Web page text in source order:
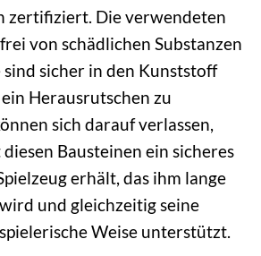
zertifiziert. Die verwendeten
von schädlichen Substanzen
sicher in den Kunststoff
Herausrutschen zu
sich darauf verlassen,
Bausteinen ein sicheres
erhält, das ihm lange
und gleichzeitig seine
Weise unterstützt.